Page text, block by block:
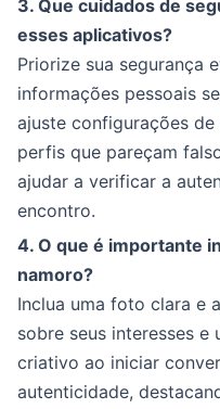
3. Que cuidados de
esses aplicativos?
Priorize sua segurança
informações pessoais
ajuste configurações
perfis que pareçam
ajudar a verificar a
encontro.
4. O que é importante
namoro?
Inclua uma foto clara e
sobre seus interesses e
criativo ao iniciar
autenticidade,